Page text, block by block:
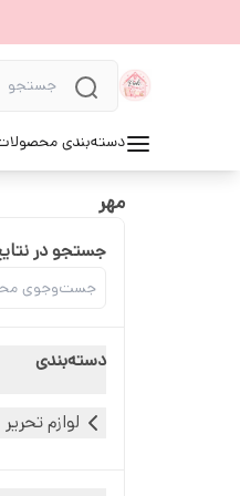
دسته‌بندی
مهر
جستجو در
دسته‌بندی
لوازم تحریر